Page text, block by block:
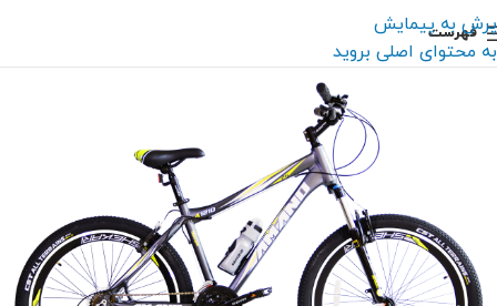
پرش به پیمایش
به محتوای اصلی بروید
فهرست